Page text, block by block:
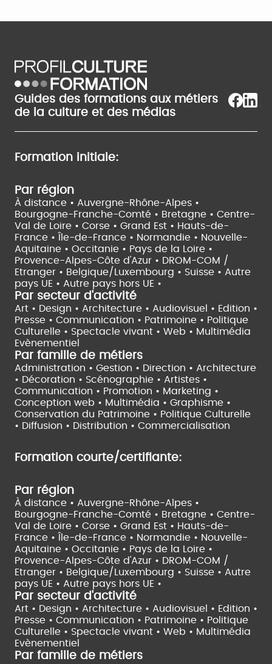
Guides des formations aux métiers
de la culture et des médias
Formation initiale:
Par région
À distance • Auvergne-Rhône-Alpes •
Bourgogne-Franche-Comté • Bretagne • Centre-
Val de Loire • Corse • Grand Est • Hauts-de-
France •
Île-de-France • Normandie • Nouvelle-
Aquitaine • Occitanie • Pays de la Loire •
Provence-Alpes-Côte d'Azur • DROM-COM /
Etranger • Belgique/Luxembourg • Suisse • Autre
pays UE • Autre pays hors UE •
Par secteur d'activité
Art • Design • Architecture • Audiovisuel • Edition •
Presse • Communication • Patrimoine • Politique
Culturelle • Spectacle vivant • Web • Multimédia
Evènementiel
Par famille de métiers
Administration • Gestion • Direction • Architecture
• Décoration • Scénographie • Artistes •
Communication • Promotion • Marketing •
Conception web • Multimédia • Graphisme •
Conservation du Patrimoine • Politique Culturelle
• Diffusion • Distribution • Commercialisation
Formation courte/certifiante:
Par région
À distance • Auvergne-Rhône-Alpes •
Bourgogne-Franche-Comté • Bretagne • Centre-
Val de Loire • Corse • Grand Est • Hauts-de-
France •
Île-de-France • Normandie • Nouvelle-
Aquitaine • Occitanie • Pays de la Loire •
Provence-Alpes-Côte d'Azur • DROM-COM /
Etranger • Belgique/Luxembourg • Suisse • Autre
pays UE • Autre pays hors UE •
Par secteur d'activité
Art • Design • Architecture • Audiovisuel • Edition •
Presse • Communication • Patrimoine • Politique
Culturelle • Spectacle vivant • Web • Multimédia
Evènementiel
Par famille de métiers